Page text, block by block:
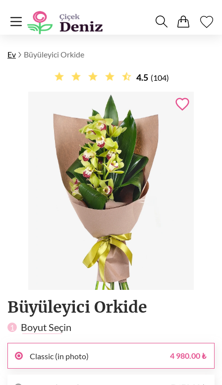
Ev Büyüleyici Orkide
4.5 (104)
Büyüleyici Orkide
1 Boyut Seçin
Classic (in photo) 4 980.00 ₺